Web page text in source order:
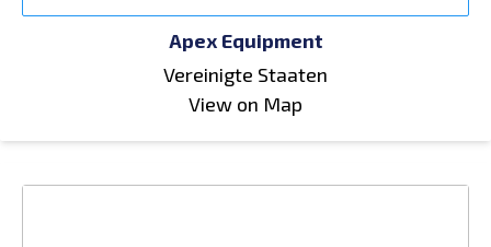
Apex Equipment
Vereinigte Staaten
View on Map